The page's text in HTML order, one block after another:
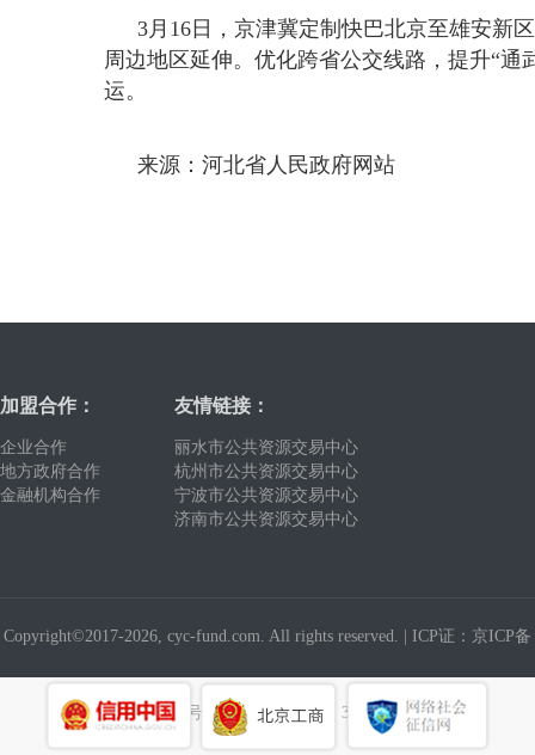
3月16日，京津冀定制快巴北京至雄安新
周边地区延伸。优化跨省公交线路，提升“
运。
来源：河北省人民政府网站
加盟合作：
企业合作
地方政府合作
金融机构合作
友情链接：
丽水市公共资源交易中心
杭州市公共资源交易中心
宁波市公共资源交易中心
济南市公共资源交易中心
Copyright©2017-2026, cyc-fund.com. All rights reserved. | ICP证：京ICP备
19016327号 建议使用浏览器：360浏览器